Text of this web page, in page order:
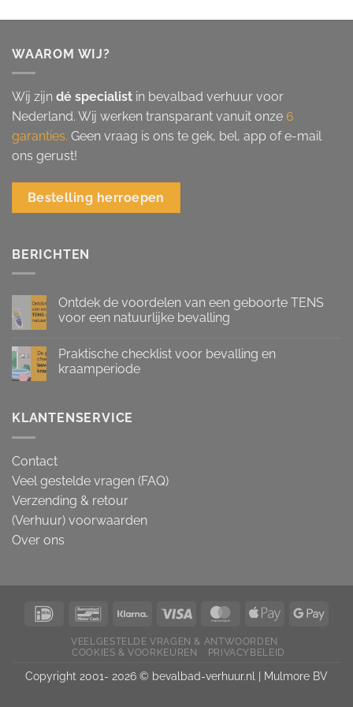
WAAROM WIJ?
Wij zijn dé specialist in bevalbad verhuur voor
Nederland. Wij werken transparant vanuit onze 6
garanties. Geen vraag is ons te gek, bel, app of e-mail
ons gerust!
Bestelling herroepen
BERICHTEN
Ontdek de voordelen van een geboorte TENS
voor een natuurlijke bevalling
Praktische checklist voor bevalling en
kraamperiode
KLANTENSERVICE
Contact
Veel gestelde vragen (FAQ)
Verzending & retour
(Verhuur) voorwaarden
Over ons
VEELGESTELDE VRAGEN & ANTWOORDEN
COOKIES & VOORKEUREN
PRIVACYBELEID
Copyright 2001- 2026 © bevalbad-verhuur.nl | Mulmore BV